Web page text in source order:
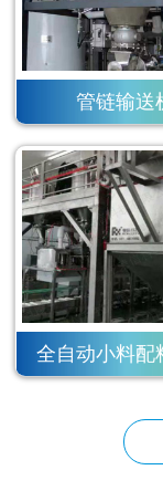
管链输送
全自动小料配